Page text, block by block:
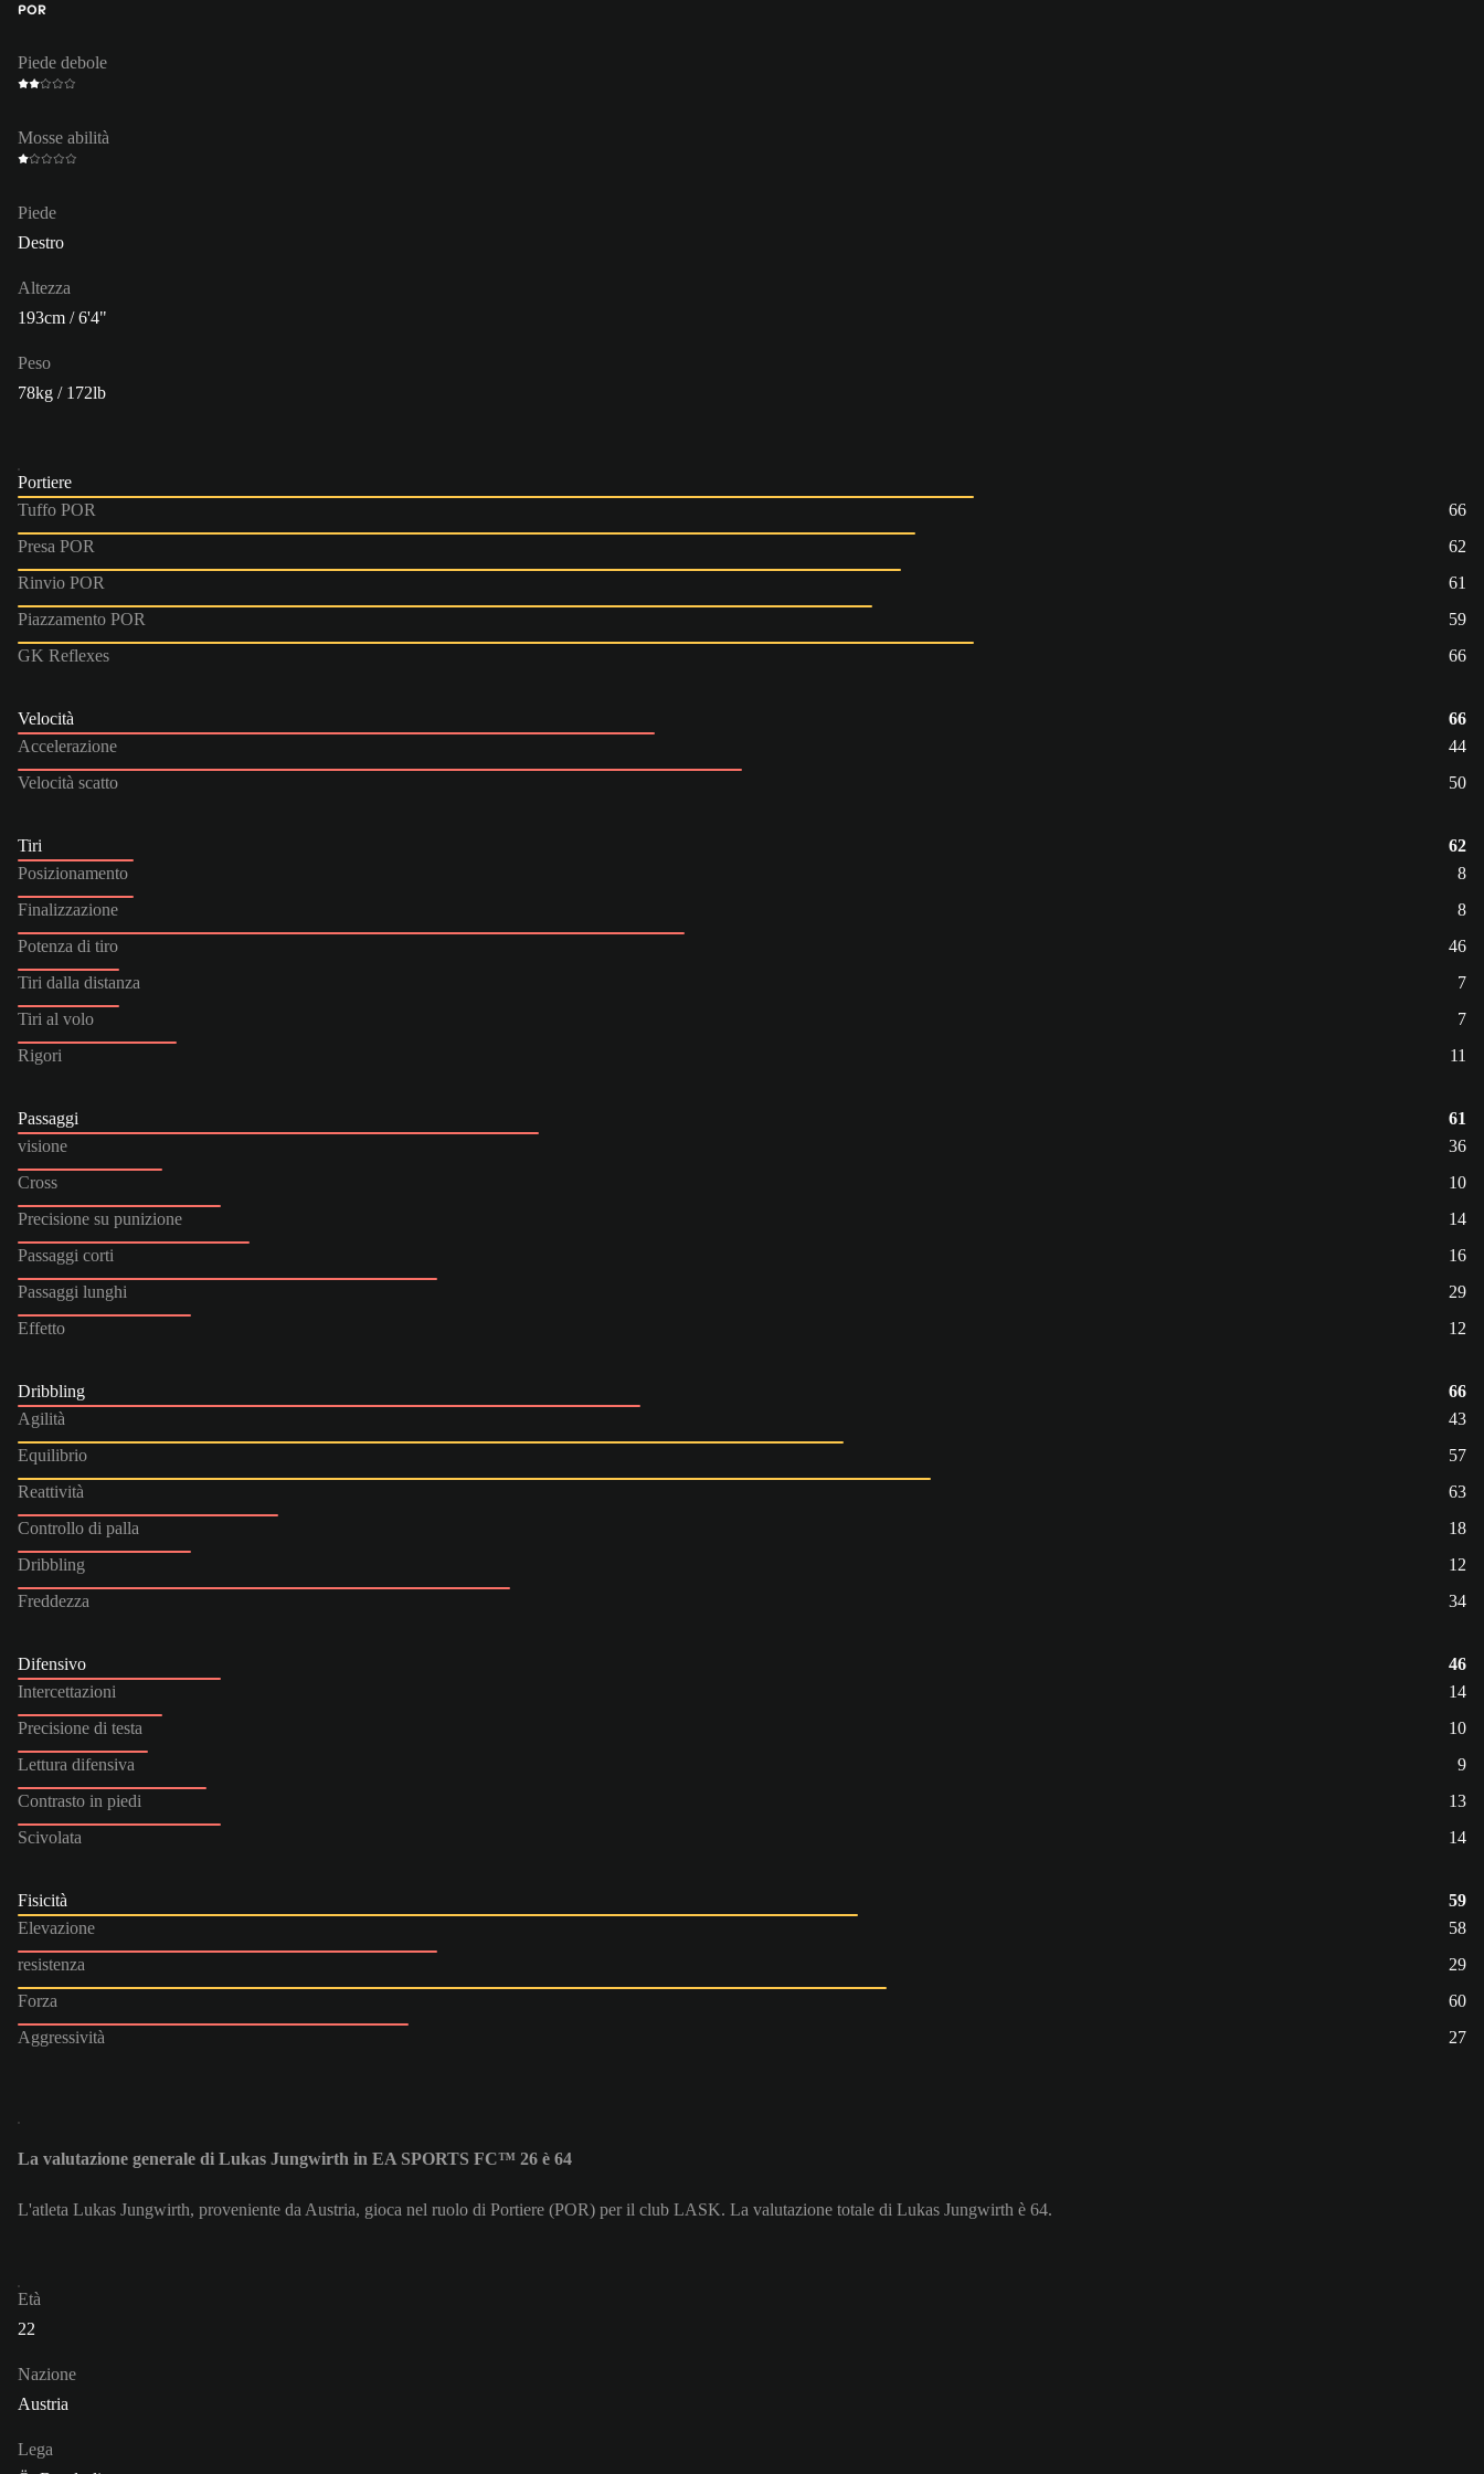
POR
Piede debole
Mosse abilità
Piede
Destro
Altezza
193cm / 6'4"
Peso
78kg / 172lb
Portiere
Tuffo POR
66
Presa POR
62
Rinvio POR
61
Piazzamento POR
59
GK Reflexes
66
Velocità
66
Accelerazione
44
Velocità scatto
50
Tiri
62
Posizionamento
8
Finalizzazione
8
Potenza di tiro
46
Tiri dalla distanza
7
Tiri al volo
7
Rigori
11
Passaggi
61
visione
36
Cross
10
Precisione su punizione
14
Passaggi corti
16
Passaggi lunghi
29
Effetto
12
Dribbling
66
Agilità
43
Equilibrio
57
Reattività
63
Controllo di palla
18
Dribbling
12
Freddezza
34
Difensivo
46
Intercettazioni
14
Precisione di testa
10
Lettura difensiva
9
Contrasto in piedi
13
Scivolata
14
Fisicità
59
Elevazione
58
resistenza
29
Forza
60
Aggressività
27
La valutazione generale di Lukas Jungwirth in EA SPORTS FC™ 26 è 64
L'atleta Lukas Jungwirth, proveniente da Austria, gioca nel ruolo di Portiere (POR) per il club LASK. La valutazione totale di Lukas Jungwirth è 64.
Età
22
Nazione
Austria
Lega